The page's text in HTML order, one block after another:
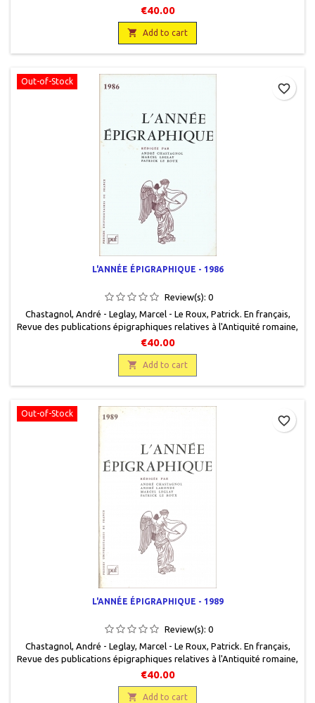
Presses universitaires de France, 1986, 15,5 x 24, 354 pages, broché,
occasion. Bon état. Quelques rousseurs sur la couverture.
€40.00
 Add to cart
Out-of-Stock
L'ANNÉE ÉPIGRAPHIQUE - 1986
Review(s): 0
Chastagnol, André - Leglay, Marcel - Le Roux, Patrick. En français,
Revue des publications épigraphiques relatives à l'Antiquité romaine,
Presses universitaires de France, 1989, 15,5 x 24, 321 pages, broché,
occasion, 9782130420378. Bon état. Couverture défraîchie. Légères
rousseurs sur la couverture.
€40.00
 Add to cart
favorite_border
Out-of-Stock
L'ANNÉE ÉPIGRAPHIQUE - 1989
Review(s): 0
Chastagnol, André - Leglay, Marcel - Le Roux, Patrick. En français,
Revue des publications épigraphiques relatives à l'Antiquité romaine,
Presses universitaires de France, 1992, 15,5 x 24, 366 pages, broché,
occasion. 9782130443339Correct.
€40.00
 Add to cart
favorite_border